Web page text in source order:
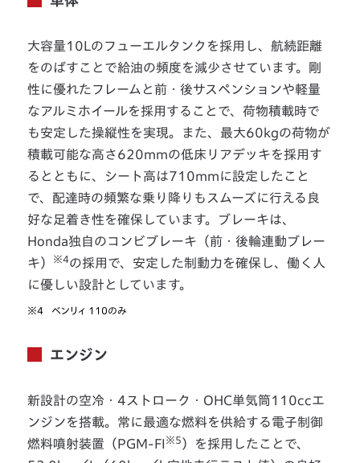
大容量10Lのフューエルタンクを採用し、航続距離
をのばすことで給油の頻度を減少させています。剛
性に優れたフレームと前・後サスペンションや軽量
なアルミホイールを採用することで、荷物積載時で
も安定した操縦性を実現。また、最大60kgの荷物が
積載可能な高さ620mmの低床リアデッキを採用す
るとともに、シート高は710mmに設定したこと
で、配達時の頻繁な乗り降りもスムーズに行える良
好な足着き性を確保しています。ブレーキは、
Honda独自のコンビブレーキ（前・後輪連動ブレー
キ）
※4の採用で、安定した制動力を確保し、働く人
に優しい設計としています。
※4 ベンリィ 110のみ
エンジン
新設計の空冷・4ストローク・OHC単気筒110ccエ
ンジンを搭載。常に最適な燃料を供給する電子制御
燃料噴射装置（PGM-FI ※5 ）を採用したことで、